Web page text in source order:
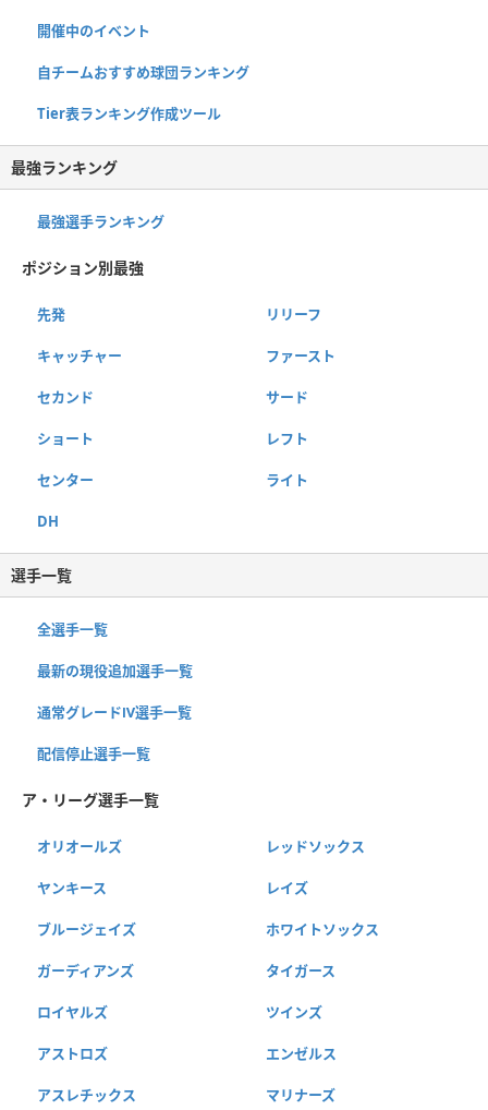
開催中のイベント
自チームおすすめ球団ランキング
Tier表ランキング作成ツール
最強ランキング
最強選手ランキング
ポジション別最強
先発 リリーフ
キャッチャー ファースト
セカンド サード
ショート レフト
センター ライト
DH
選手一覧
全選手一覧
最新の現役追加選手一覧
通常グレードⅣ選手一覧
配信停止選手一覧
ア・リーグ選手一覧
オリオールズ レッドソックス
ヤンキース レイズ
ブルージェイズ ホワイトソックス
ガーディアンズ タイガース
ロイヤルズ ツインズ
アストロズ エンゼルス
アスレチックス マリナーズ